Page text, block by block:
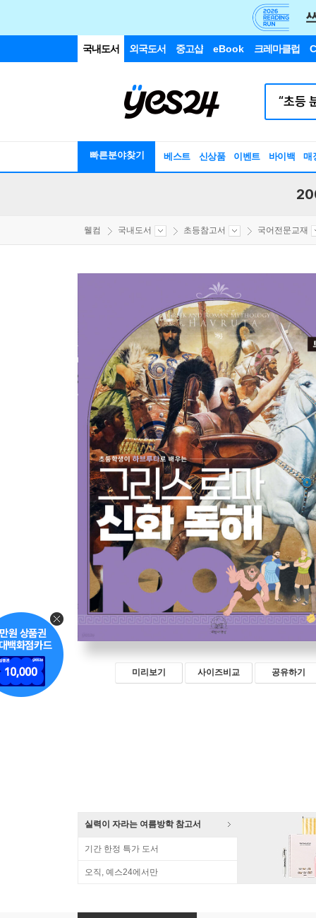
국내도서 외국도서 중고샵 eBook 크레마클럽
빠른분야찾기 베스트 신상품 이벤트 바이백 매
웰컴 국내도서 초등참고서 국어전문교재
미리보기 사이즈비교 공유하기
실력이 자라는 여름방학 참고서
기간 한정 특가 도서
오직, 예스24에서만